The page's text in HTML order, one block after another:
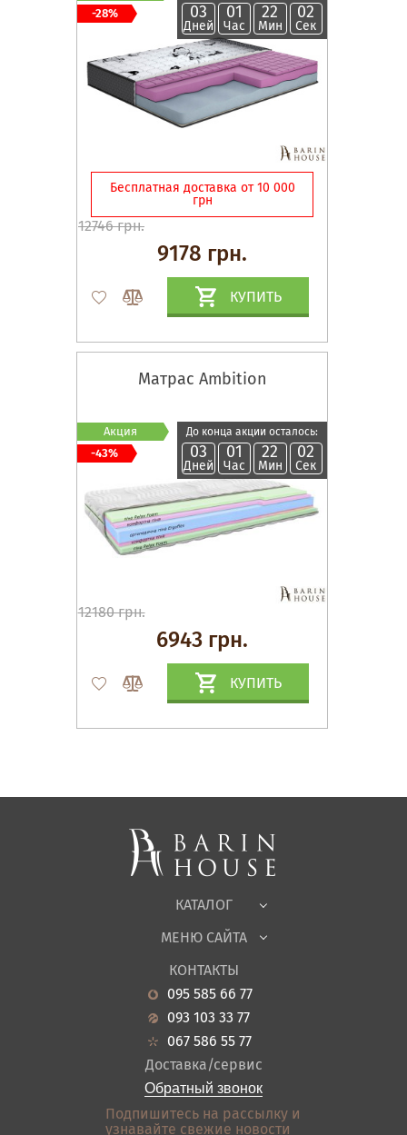
03
Дней
01
Час
22
Мин
02
Сек
Бесплатная доставка от 10 000
грн
12746 грн.
9178 грн.
КУПИТЬ
-28%
Матрас Ambition
До конца акции осталось:
03
Дней
01
Час
22
Мин
02
Сек
12180 грн.
6943 грн.
КУПИТЬ
Акция
-43%
КАТАЛОГ
Спальни, Кровати
Корпусная мебель
Офисная мебель
Садовая мебель
Гостиная
Кухня
Прихожие
Ванная
Акции
МЕНЮ САЙТА
О нас
Новости
Гарантия
Кредит
Оплата и доставка
Отзывы
Контакты
КОНТАКТЫ
095 585 66 77
093 103 33 77
067 586 55 77
Доставка/сервис
Обратный звонок
Подпишитесь на рассылку и
узнавайте свежие новости